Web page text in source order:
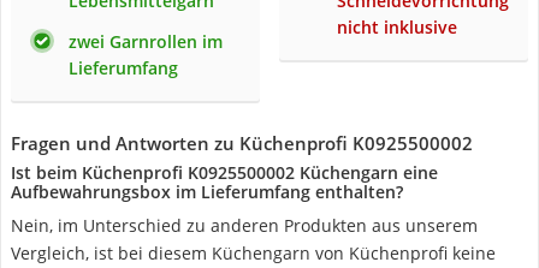
zwei Garnrollen im
Lieferumfang
nicht inklusive
Fragen und Antworten zu Küchenprofi K0925500002
Ist beim Küchenprofi K0925500002 Küchengarn eine
Aufbewahrungsbox im Lieferumfang enthalten?
Nein, im Unterschied zu anderen Produkten aus unserem
Vergleich, ist bei diesem Küchengarn von Küchenprofi keine